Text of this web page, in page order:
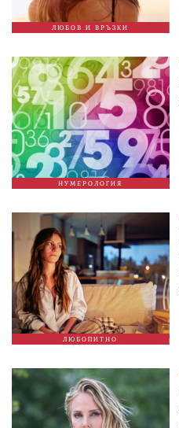
ЛЮБОВ И ВРЪЗКИ
НУМЕРОЛОГИЯ
ЛЮБОПИТНО